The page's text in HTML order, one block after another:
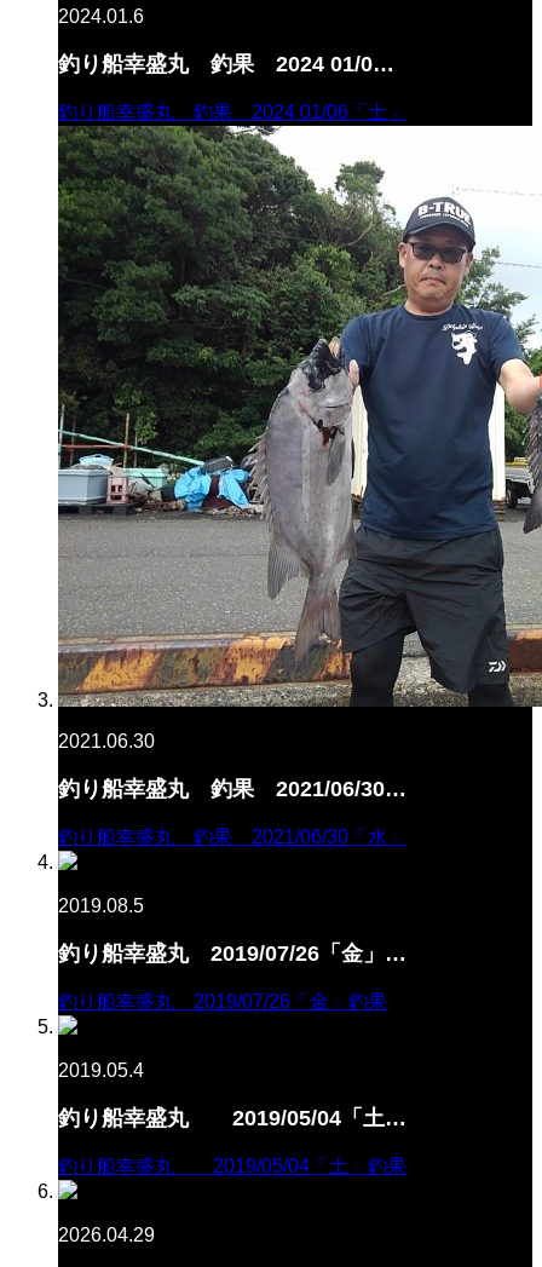
2024.01.6
釣り船幸盛丸 釣果 2024 01/0…
釣り船幸盛丸 釣果 2024 01/06「土」
2021.06.30
釣り船幸盛丸 釣果 2021/06/30…
釣り船幸盛丸 釣果 2021/06/30「水」
2019.08.5
釣り船幸盛丸 2019/07/26「金」…
釣り船幸盛丸 2019/07/26「金」釣果
2019.05.4
釣り船幸盛丸 2019/05/04「土…
釣り船幸盛丸 2019/05/04「土」釣果
2026.04.29